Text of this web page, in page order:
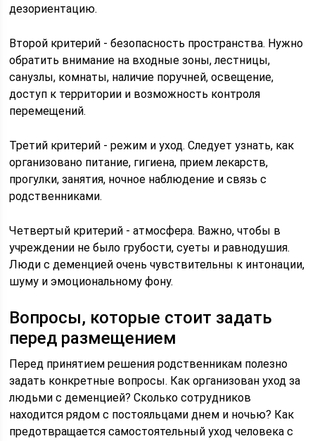
дезориентацию.
Второй критерий - безопасность пространства. Нужно
обратить внимание на входные зоны, лестницы,
санузлы, комнаты, наличие поручней, освещение,
доступ к территории и возможность контроля
перемещений.
Третий критерий - режим и уход. Следует узнать, как
организовано питание, гигиена, прием лекарств,
прогулки, занятия, ночное наблюдение и связь с
родственниками.
Четвертый критерий - атмосфера. Важно, чтобы в
учреждении не было грубости, суеты и равнодушия.
Люди с деменцией очень чувствительны к интонации,
шуму и эмоциональному фону.
Вопросы, которые стоит задать
перед размещением
Перед принятием решения родственникам полезно
задать конкретные вопросы. Как организован уход за
людьми с деменцией? Сколько сотрудников
находится рядом с постояльцами днем и ночью? Как
предотвращается самостоятельный уход человека с